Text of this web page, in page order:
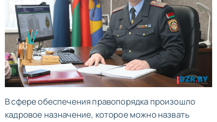
В сфере обеспечения правопорядка произошло
кадровое назначение, которое можно назвать